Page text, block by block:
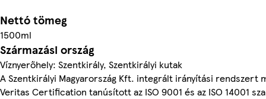
Nettó tömeg
1500ml
Származási ország
Víznyerőhely: Szentkirály, Szentkirályi kutak
A Szentkirályi Magyarország Kft. integrált irányítási rendszert
Veritas Certification tanúsított az ISO 9001 és az ISO 14001